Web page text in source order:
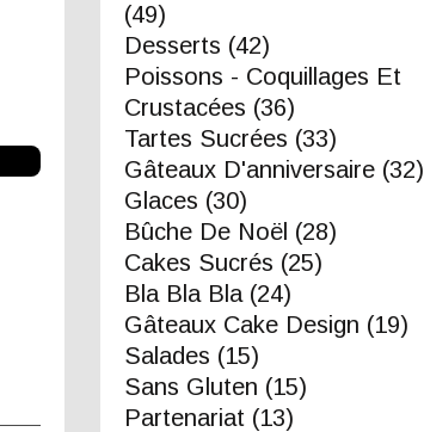
(49)
Desserts (42)
Poissons - Coquillages Et
Crustacées (36)
Tartes Sucrées (33)
Gâteaux D'anniversaire (32)
Glaces (30)
Bûche De Noël (28)
Cakes Sucrés (25)
Bla Bla Bla(24)
Gâteaux Cake Design (19)
Salades (15)
Sans Gluten (15)
Partenariat (13)